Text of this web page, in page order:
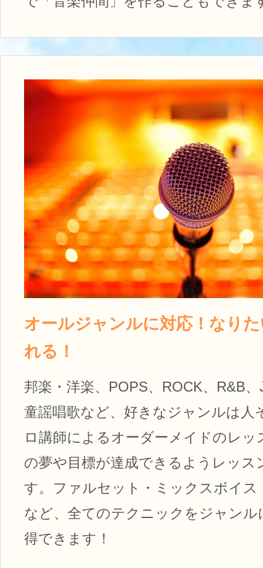
オールジャンルに対応！なり
れる！
邦楽・洋楽、POPS、ROCK、R&B
童謡唱歌など、好きなジャンルは人
ロ講師によるオーダーメイドのレッ
の夢や目標が達成できるようレッス
す。ファルセット・ミックスボイス
など、全てのテクニックをジャンル
得できます！